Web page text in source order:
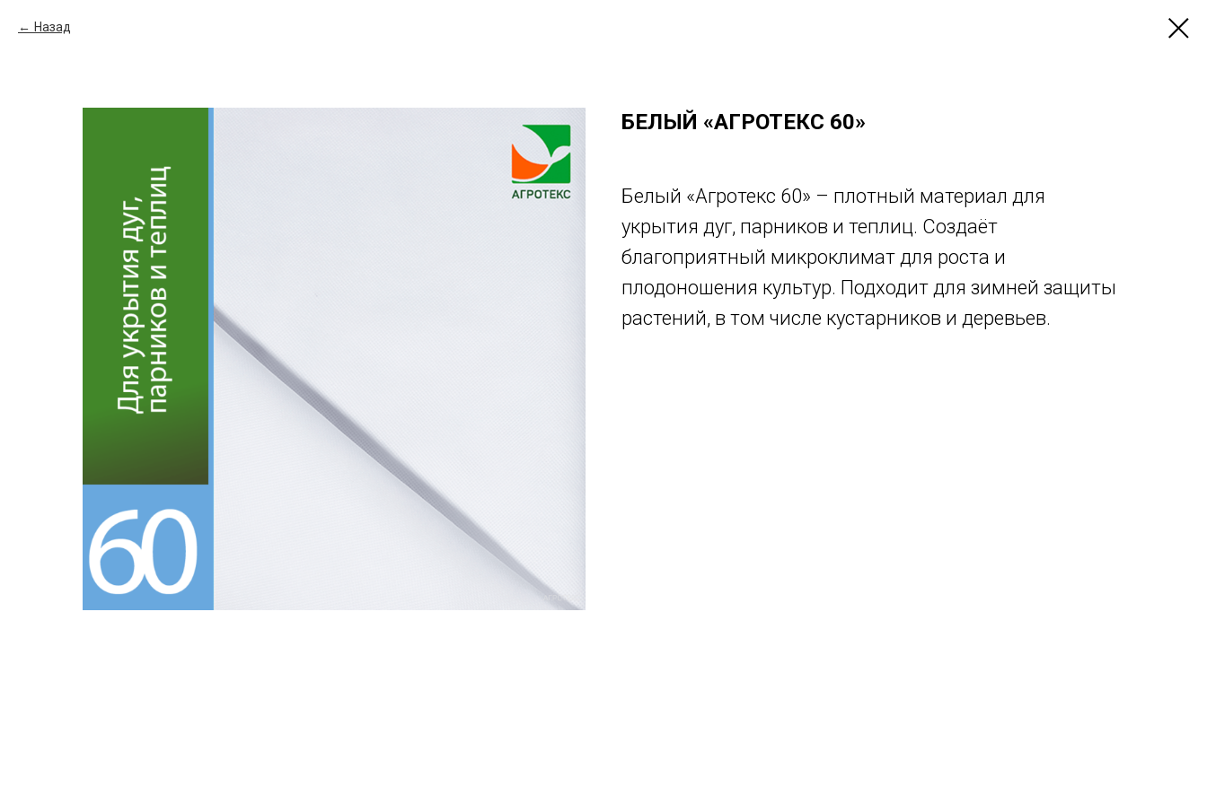
Назад
БЕЛЫЙ «АГРОТЕКС 60»
Белый «Агротекс 60» – плотный материал для
укрытия дуг, парников и теплиц. Создаёт
благоприятный микроклимат для роста и
плодоношения культур. Подходит для зимней защиты
растений, в том числе кустарников и деревьев.